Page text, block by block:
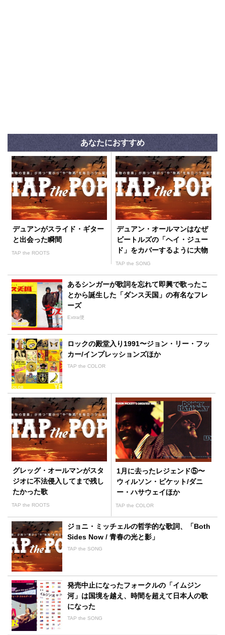
あなたにおすすめ
デュアンがスライド・ギター
と出会った瞬間
TAP the ROOTS
デュアン・オールマンはなぜ
ビートルズの「ヘイ・ジュー
ド」をカバーするように大物
を説得したのか
TAP the SONG
あるシンガーが歌詞を忘れて即興で歌ったこ
とから誕生した「ダンス天国」の有名なフレ
ーズ
Extra便
ロックの殿堂入り1991〜ジョン・リー・フッ
カー/インプレッションズほか
TAP the COLOR
グレッグ・オールマンがスタ
ジオに不法侵入してまで残し
たかった歌
TAP the ROOTS
1月に去ったレジェンド⑤〜
ウィルソン・ピケット/ダニ
ー・ハサウェイほか
TAP the COLOR
ジョニ・ミッチェルの哲学的な歌詞、「Both
Sides Now / 青春の光と影」
TAP the SONG
発売中止になったフォークルの「イムジン
河」は国境を越え、時間を超えて日本人の歌
になった
TAP the SONG